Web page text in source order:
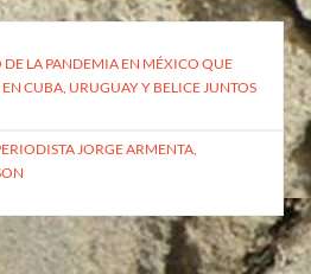
DE LA PANDEMIA EN MÉXICO QUE
CUBA, URUGUAY Y BELICE JUNTOS
JORGE ARMENTA,